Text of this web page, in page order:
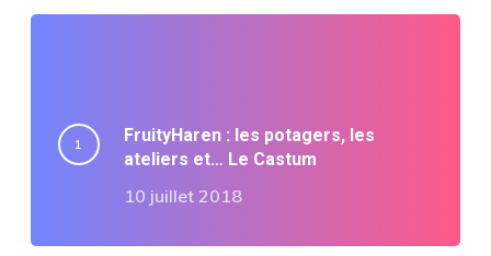
FruityHaren : les potagers, les
ateliers et… Le Castum
10 juillet 2018